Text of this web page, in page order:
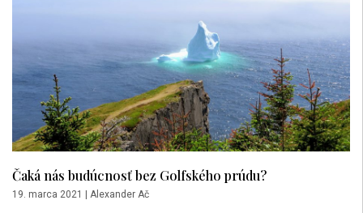
Čaká nás budúcnosť bez Golfského prúdu?
19. marca 2021 | Alexander Ač